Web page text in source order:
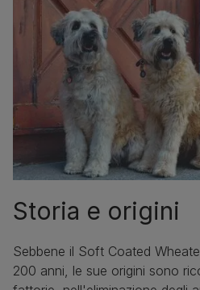
Storia e origini
Sebbene il Soft Coated
200 anni, le sue origini sono